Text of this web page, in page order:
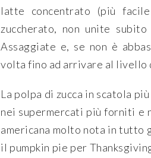
latte concentrato (più
zuccherato, non unite
Assaggiate e, se non è
volta fino ad arrivare al livello
La polpa di zucca in scatola
nei supermercati più forniti e
americana molto nota in
il pumpkin pie per